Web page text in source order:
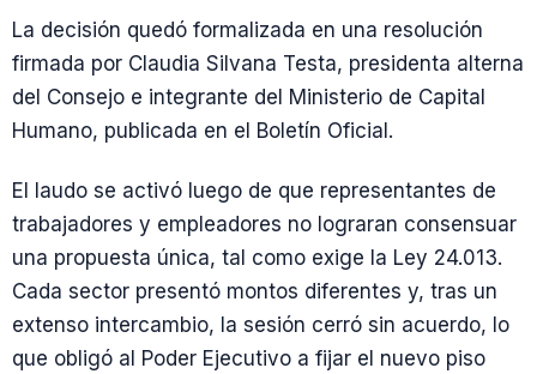
La decisión quedó formalizada en una resolución
firmada por Claudia Silvana Testa, presidenta alterna
del Consejo e integrante del Ministerio de Capital
Humano, publicada en el Boletín Oficial.
El laudo se activó luego de que representantes de
trabajadores y empleadores no lograran consensuar
una propuesta única, tal como exige la Ley 24.013.
Cada sector presentó montos diferentes y, tras un
extenso intercambio, la sesión cerró sin acuerdo, lo
que obligó al Poder Ejecutivo a fijar el nuevo piso